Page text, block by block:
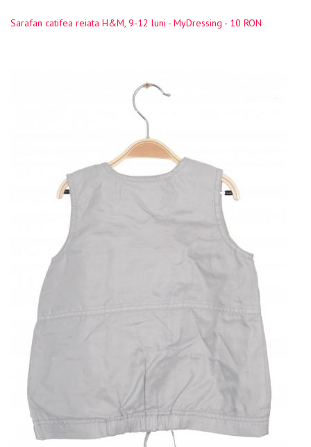
Sarafan catifea reiata H&M, 9-12 luni - MyDressing - 10 RON